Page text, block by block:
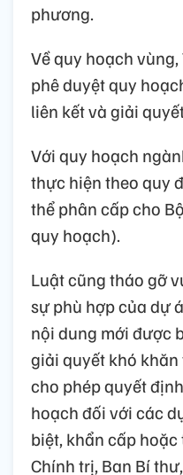
phương.
Về quy hoạch
phê duyệt quy
liên kết và giải
Với quy hoạch
thực hiện theo quy
thể phân cấp cho
quy hoạch).
Luật cũng tháo gỡ
sự phù hợp của dự
nội dung mới được
giải quyết khó
cho phép quyết
hoạch đối với các
biệt, khẩn cấp
Chính trị, Ban Bí